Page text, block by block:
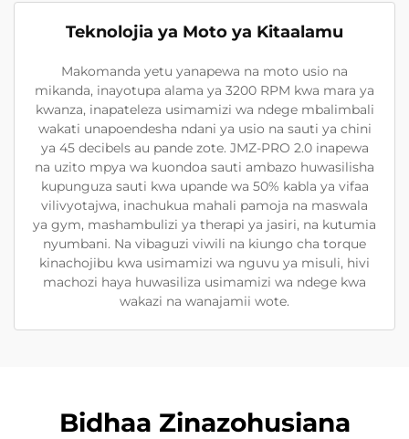
Teknolojia ya Moto ya Kitaalamu
Makomanda yetu yanapewa na moto usio na
mikanda, inayotupa alama ya 3200 RPM kwa mara ya
kwanza, inapateleza usimamizi wa ndege mbalimbali
wakati unapoendesha ndani ya usio na sauti ya chini
ya 45 decibels au pande zote. JMZ-PRO 2.0 inapewa
na uzito mpya wa kuondoa sauti ambazo huwasilisha
kupunguza sauti kwa upande wa 50% kabla ya vifaa
vilivyotajwa, inachukua mahali pamoja na maswala
ya gym, mashambulizi ya therapi ya jasiri, na kutumia
nyumbani. Na vibaguzi viwili na kiungo cha torque
kinachojibu kwa usimamizi wa nguvu ya misuli, hivi
machozi haya huwasiliza usimamizi wa ndege kwa
wakazi na wanajamii wote.
Bidhaa Zinazohusiana